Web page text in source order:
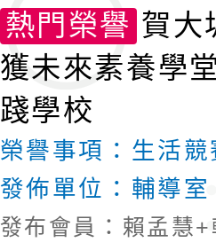
熱門榮譽 賀大
獲未來素養學
踐學校
榮譽事項： 生活競
發佈單位： 輔導室
發布會員：賴孟慧